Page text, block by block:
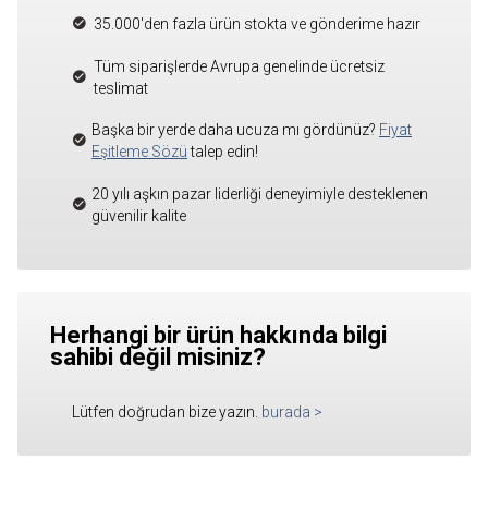
35.000'den fazla ürün stokta ve gönderime hazır
Tüm siparişlerde Avrupa genelinde ücretsiz
teslimat
Başka bir yerde daha ucuza mı gördünüz? Fiyat
Eşitleme Sözütalep edin!
20 yılı aşkın pazar liderliği deneyimiyle desteklenen
güvenilir kalite
Herhangi bir ürün hakkında bilgi
sahibi değil misiniz?
Lütfen doğrudan bize yazın. burada >